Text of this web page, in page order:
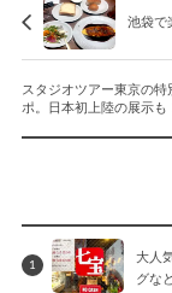
池袋で
スタジオツアー東京の
ポ。日本初上陸の展示も
1
大人
グな